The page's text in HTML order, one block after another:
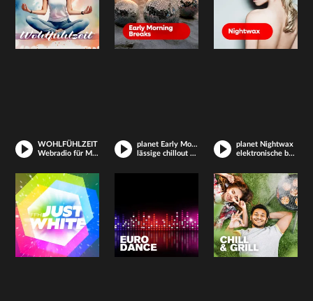
WOHLFÜHLZEIT
Webradio für Meditation und Entspannung
planet Early Morning Breaks
lässige chillout beats und loungige deep house tracks im mix
planet Nightwax
elektronische beats von angesagten internationalen djs